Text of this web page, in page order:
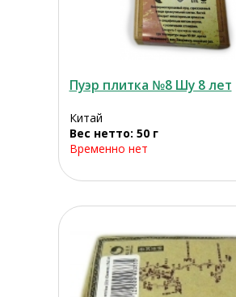
Пуэр плитка №8 Шу 8 лет
Китай
Вес нетто: 50 г
Временно нет